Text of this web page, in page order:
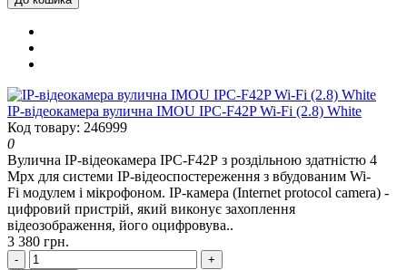
IP-відеокамера вулична IMOU IPC-F42P Wi-Fi (2.8) White
Код товару: 246999
0
Вулична IP-відеокамера IPC-F42P з роздільною здатністю 4
Mpx для системи IP-відеоспостереження з вбудованим Wi-
Fi модулем і мікрофоном. IP-камера (Internet protocol camera) -
цифровий пристрій, який виконує захоплення
відеозображення, його оцифровува..
3 380 грн.
-
+